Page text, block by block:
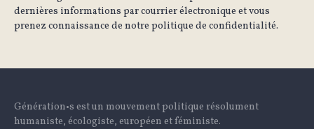
dernières informations par courrier électronique et vous
prenez connaissance de notre politique de confidentialité.
Génération•s est un mouvement politique résolument
humaniste, écologiste, européen et féministe.